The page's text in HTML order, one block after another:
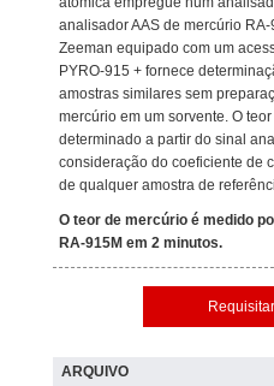
analisador AAS de mercúrio
Zeeman equipado com um
PYRO-915 + fornece
amostras similares sem
mercúrio em um sorvente. O
determinado a partir do sinal
consideração do coeficiente de
de qualquer amostra de
O teor de mercúrio é medido
RA-915M em 2 minutos.
ARQUIVO